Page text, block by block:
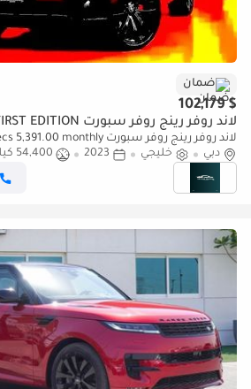
ضمان
$ 102,179
لاند روفر رينج روفر سبورت FIRST EDITION
لاند روفر رينج روفر سبورت FIRST EDITION GCC specs 5,391.00 monthly
دبي
خليجي 2023
54,400 كيلومتر